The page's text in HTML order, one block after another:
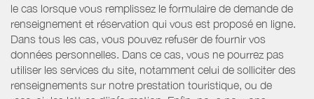
le cas lorsque vous remplissez le formulaire de demande de
renseignement et réservation qui vous est proposé en ligne.
Dans tous les cas, vous pouvez refuser de fournir vos
données personnelles. Dans ce cas, vous ne pourrez pas
utiliser les services du site, notamment celui de solliciter des
renseignements sur notre prestation touristique, ou de